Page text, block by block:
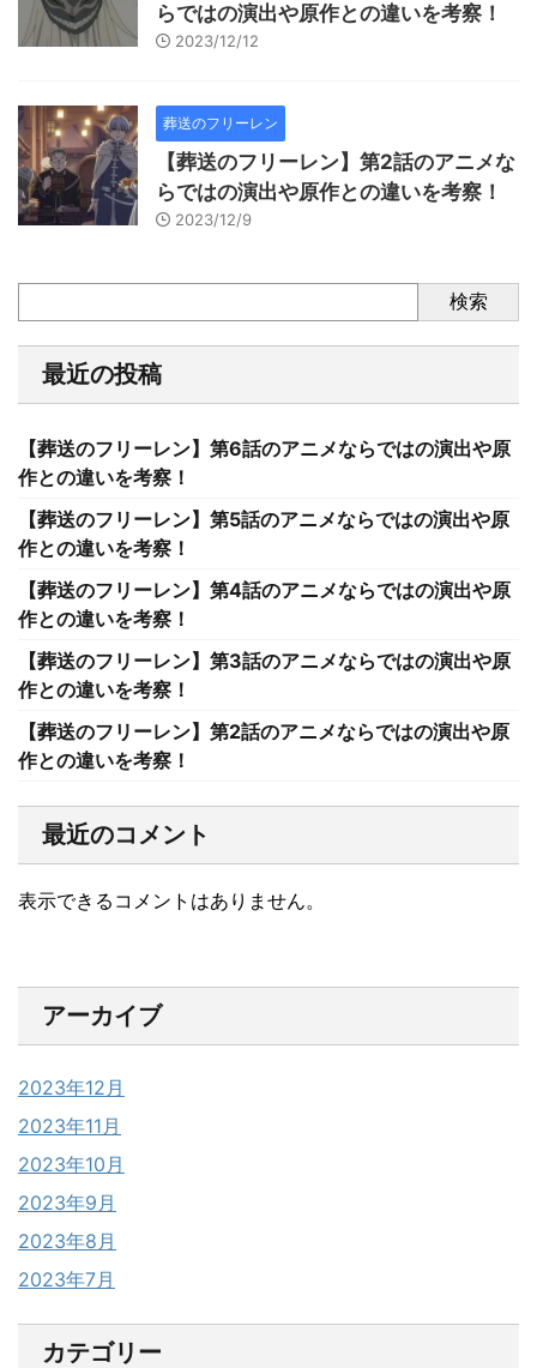
らではの演出や原作との違いを考察！
2023/12/12
葬送のフリーレン
【葬送のフリーレン】第2話のアニメな
らではの演出や原作との違いを考察！
2023/12/9
検索
最近の投稿
【葬送のフリーレン】第6話のアニメならではの演出や原
作との違いを考察！
【葬送のフリーレン】第5話のアニメならではの演出や原
作との違いを考察！
【葬送のフリーレン】第4話のアニメならではの演出や原
作との違いを考察！
【葬送のフリーレン】第3話のアニメならではの演出や原
作との違いを考察！
【葬送のフリーレン】第2話のアニメならではの演出や原
作との違いを考察！
最近のコメント
表示できるコメントはありません。
アーカイブ
2023年12月
2023年11月
2023年10月
2023年9月
2023年8月
2023年7月
カテゴリー